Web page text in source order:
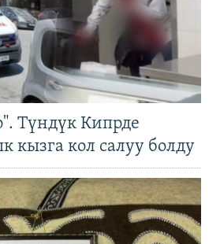
Түндүк Кипрде
кызга кол салуу болду